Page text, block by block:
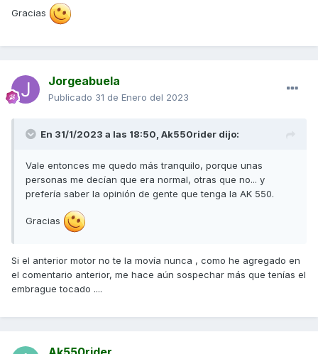
Gracias
Jorgeabuela
Publicado 31 de Enero del 2023
En 31/1/2023 a las 18:50, Ak550rider dijo:
Vale entonces me quedo más tranquilo, porque unas
personas me decían que era normal, otras que no... y
prefería saber la opinión de gente que tenga la AK 550.
Gracias
Si el anterior motor no te la movía nunca , como he agregado en
el comentario anterior, me hace aún sospechar más que tenías el
embrague tocado ....